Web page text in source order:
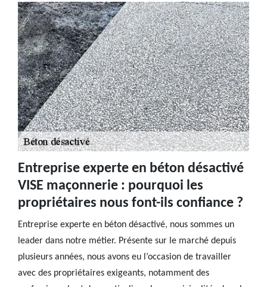
Entreprise experte en béton désactivé
VISE maçonnerie : pourquoi les
propriétaires nous font-ils confiance ?
Entreprise experte en béton désactivé, nous sommes un
leader dans notre métier. Présente sur le marché depuis
plusieurs années, nous avons eu l’occasion de travailler
avec des propriétaires exigeants, notamment des